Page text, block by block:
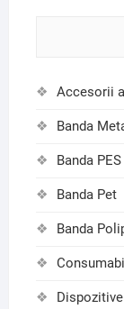
Accesorii
Banda
Banda PES
Banda Pet
Banda